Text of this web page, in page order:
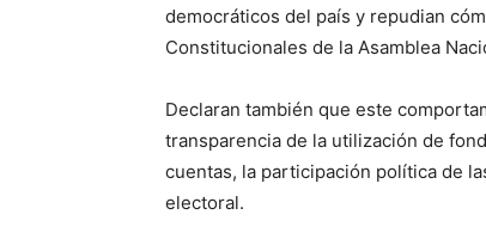
democráticos del país y repudian
Constitucionales de la Asamblea
Declaran también que este
transparencia de la utilización de
cuentas, la participación política de
electoral.